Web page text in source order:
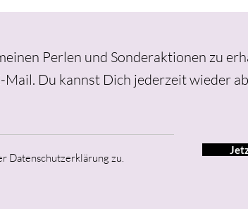
Perlen und Sonderaktionen zu
Mail. Du kannst Dich jederzeit wieder
Datenschutzerklärung zu.